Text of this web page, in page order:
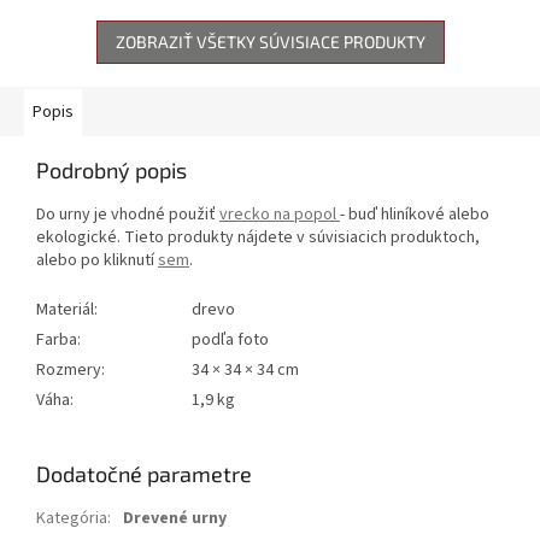
ZOBRAZIŤ VŠETKY SÚVISIACE PRODUKTY
Popis
Podrobný popis
Do urny je vhodné použiť vrecko na popol- buď hliníkové alebo
ekologické. Tieto produkty nájdete v súvisiacich produktoch,
alebo po kliknutísem.
Materiál:
drevo
Farba:
podľa foto
Rozmery:
34 × 34 × 34 cm
Váha:
1,9 kg
Dodatočné parametre
Kategória: Drevené urny